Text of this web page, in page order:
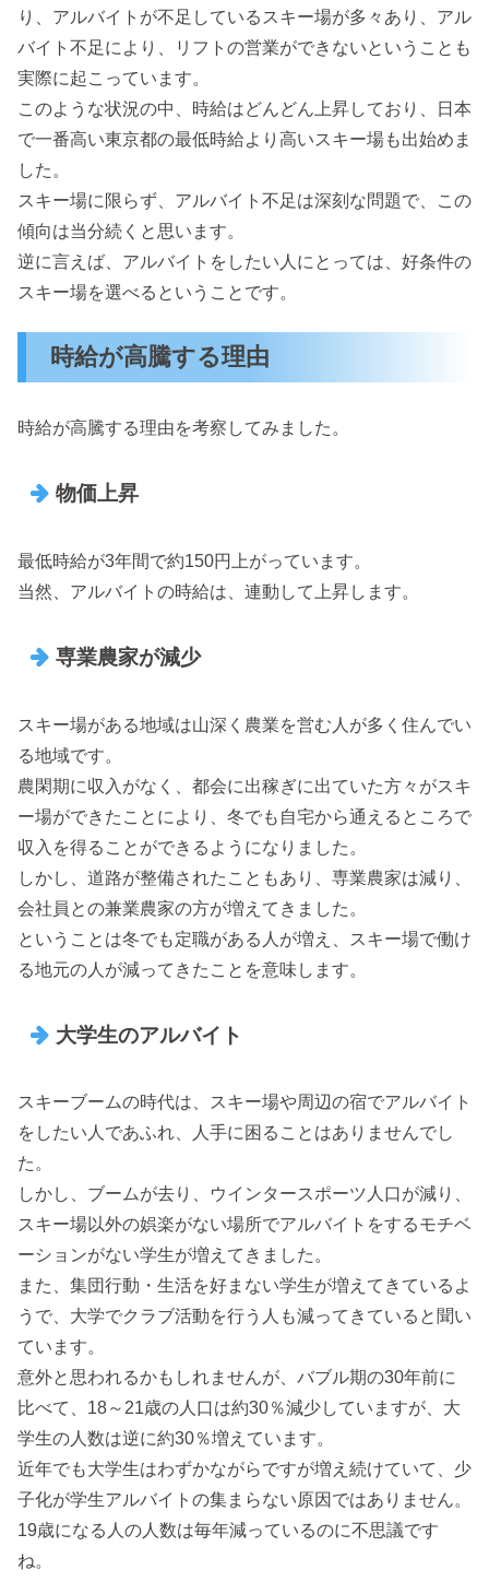
り、アルバイトが不足しているスキー場が多々あり、アル
バイト不足により、リフトの営業ができないということも
実際に起こっています。
このような状況の中、時給はどんどん上昇しており、日本
で一番高い東京都の最低時給より高いスキー場も出始めま
した。
スキー場に限らず、アルバイト不足は深刻な問題で、この
傾向は当分続くと思います。
逆に言えば、アルバイトをしたい人にとっては、好条件の
スキー場を選べるということです。
時給が高騰する理由
時給が高騰する理由を考察してみました。
物価上昇
最低時給が3年間で約150円上がっています。
当然、アルバイトの時給は、連動して上昇します。
専業農家が減少
スキー場がある地域は山深く農業を営む人が多く住んでい
る地域です。
農閑期に収入がなく、都会に出稼ぎに出ていた方々がスキ
ー場ができたことにより、冬でも自宅から通えるところで
収入を得ることができるようになりました。
しかし、道路が整備されたこともあり、専業農家は減り、
会社員との兼業農家の方が増えてきました。
ということは冬でも定職がある人が増え、スキー場で働け
る地元の人が減ってきたことを意味します。
大学生のアルバイト
スキーブームの時代は、スキー場や周辺の宿でアルバイト
をしたい人であふれ、人手に困ることはありませんでし
た。
しかし、ブームが去り、ウインタースポーツ人口が減り、
スキー場以外の娯楽がない場所でアルバイトをするモチベ
ーションがない学生が増えてきました。
また、集団行動・生活を好まない学生が増えてきているよ
うで、大学でクラブ活動を行う人も減ってきていると聞い
ています。
意外と思われるかもしれませんが、バブル期の30年前に
比べて、18～21歳の人口は約30％減少していますが、大
学生の人数は逆に約30％増えています。
近年でも大学生はわずかながらですが増え続けていて、少
子化が学生アルバイトの集まらない原因ではありません。
19歳になる人の人数は毎年減っているのに不思議です
ね。